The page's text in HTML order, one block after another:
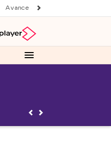
Avance Sueños de libertad